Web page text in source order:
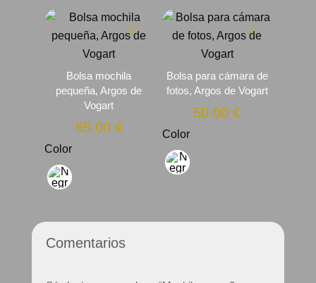
Bolsa mochila
pequeña, Argos de
Vogart
65.00 €
Color
Bolsa para cámara de
fotos, Argos de Vogart
50.00€
Color
Comentarios